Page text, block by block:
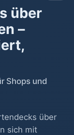
über
–
Shops und
über
sich mit